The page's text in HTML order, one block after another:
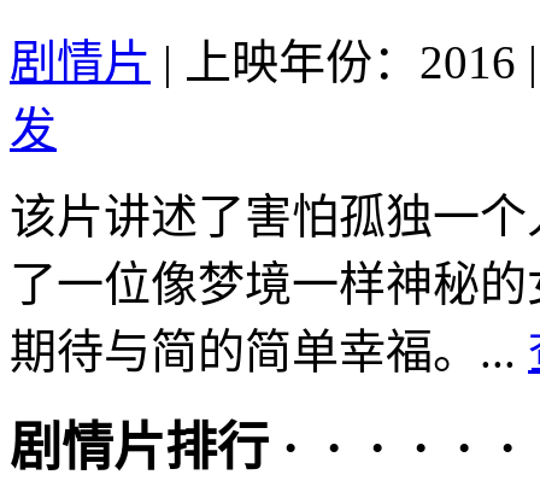
剧情片 | 上映年份：2016 |
发
该片讲述了害怕孤独一
了一位像梦境一样神秘
期待与简的简单幸福。...
剧情片排行 · · · · · ·